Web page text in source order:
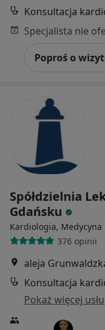
Konsultacja
Poproś o
Spółdzielnia
Gdańsku
Kardiologia,
376 opinii
aleja
Konsultacja
Pokaż więcej